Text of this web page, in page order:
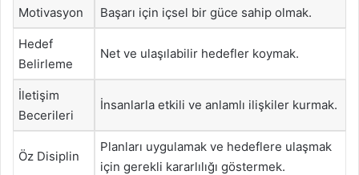
Motivasyon Başarı için içsel bir güce sahip olmak.
Hedef
Belirleme
Net ve ulaşılabilir hedefler koymak.
İletişim
Becerileri
İnsanlarla etkili ve anlamlı ilişkiler kurmak.
Öz Disiplin
Planları uygulamak ve hedeflere ulaşmak
için gerekli kararlılığı göstermek.